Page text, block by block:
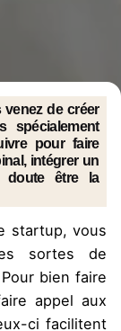
de créer
spécialement
pour faire
intégrer un
doute être la
startup, vous
sortes de
bien faire
appel aux
ci facilitent